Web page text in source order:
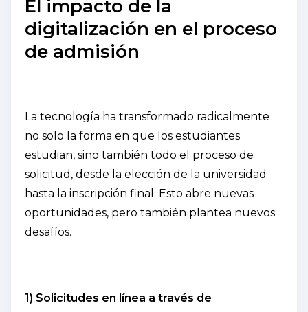
El impacto de la
digitalización en el proceso
de admisión
La tecnología ha transformado radicalmente
no solo la forma en que los estudiantes
estudian, sino también todo el proceso de
solicitud, desde la elección de la universidad
hasta la inscripción final. Esto abre nuevas
oportunidades, pero también plantea nuevos
desafíos.
1) Solicitudes en línea a través de